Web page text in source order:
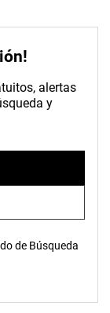
alertas
y
de Búsqueda